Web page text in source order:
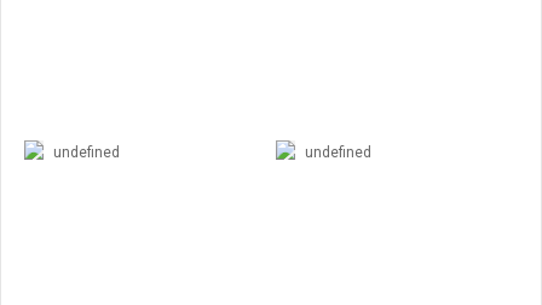
undefined undefined